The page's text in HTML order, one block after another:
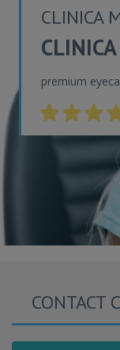
CLINICA
premium
CONTACT